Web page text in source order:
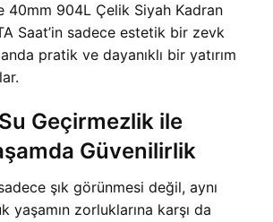
40mm 904L Çelik Siyah Kadran
Saat’in sadece estetik bir zevk
pratik ve dayanıklı bir yatırım
Geçirmezlik ile
Güvenilirlik
şık görünmesi değil, aynı
yaşamın zorluklarına karşı da